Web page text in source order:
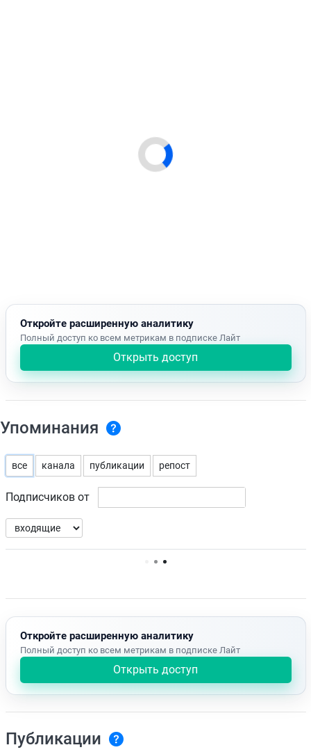
Откройте расширенную аналитику
Полный доступ ко всем метрикам в подписке Лайт
Открыть доступ
Упоминания
все канала публикации репост
Подписчиков от
Нет доступных упоминаний.
Откройте расширенную аналитику
Полный доступ ко всем метрикам в подписке Лайт
Открыть доступ
Публикации